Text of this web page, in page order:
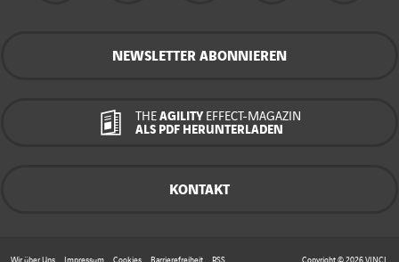
NEWSLETTER ABONNIEREN
THE AGILITY EFFECT-MAGAZIN
ALS PDF HERUNTERLADEN
KONTAKT
Wir über Uns Impressum Cookies Barrierefreiheit RSS Copyright © 2026 VINCI